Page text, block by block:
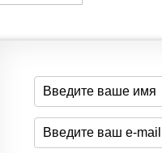
Нет
Телефоны службы
+7 (909) 421-